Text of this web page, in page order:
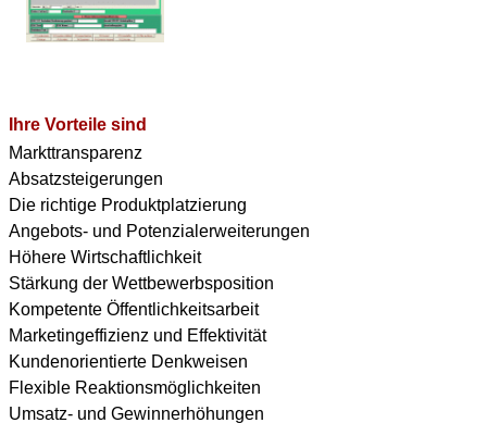
Ihre Vorteile sind
Markttransparenz
Absatzsteigerungen
Die richtige Produktplatzierung
Angebots- und Potenzialerweiterungen
Höhere Wirtschaftlichkeit
Stärkung der Wettbewerbsposition
Kompetente Öffentlichkeitsarbeit
Marketingeffizienz und Effektivität
Kundenorientierte Denkweisen
Flexible Reaktionsmöglichkeiten
Umsatz- und Gewinnerhöhungen